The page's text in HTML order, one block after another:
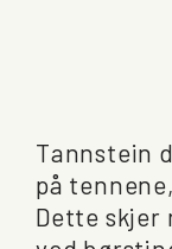
Tannstein
på
Dette skjer